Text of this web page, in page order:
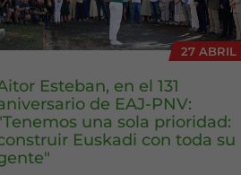
27 ABRIL
Esteban, en el 131
de EAJ-PNV:
una sola prioridad:
Euskadi con toda su